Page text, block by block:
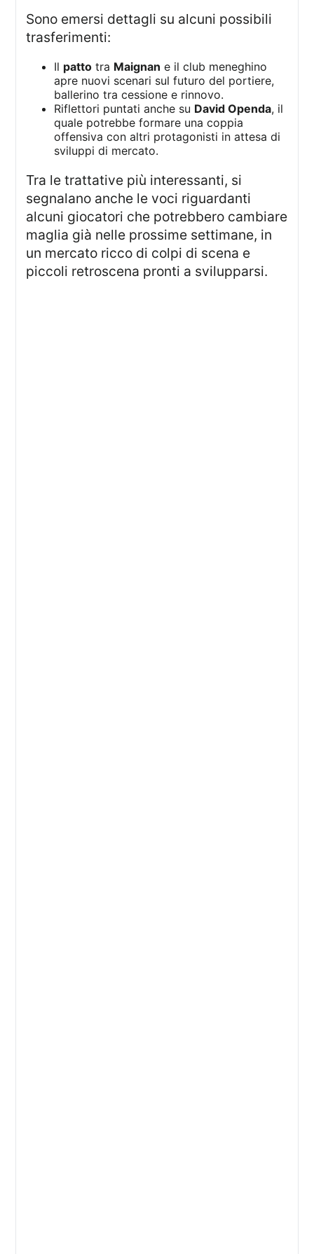
Sono emersi dettagli su alcuni possibili
trasferimenti:
Il patto tra Maignan e il club meneghino
apre nuovi scenari sul futuro del portiere,
ballerino tra cessione e rinnovo.
Riflettori puntati anche su David Openda, il
quale potrebbe formare una coppia
offensiva con altri protagonisti in attesa di
sviluppi di mercato.
Tra le trattative più interessanti, si
segnalano anche le voci riguardanti
alcuni giocatori che potrebbero cambiare
maglia già nelle prossime settimane, in
un mercato ricco di colpi di scena e
piccoli retroscena pronti a svilupparsi.